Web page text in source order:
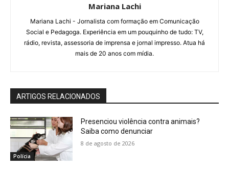
Mariana Lachi
Mariana Lachi - Jornalista com formação em Comunicação
Social e Pedagoga. Experiência em um pouquinho de tudo: TV,
rádio, revista, assessoria de imprensa e jornal impresso. Atua há
mais de 20 anos com mídia.
ARTIGOS RELACIONADOS
Polícia
Presenciou violência contra animais?
Saiba como denunciar
8 de agosto de 2026